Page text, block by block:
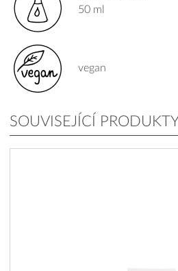
50 ml
vegan
SOUVISEJÍCÍ PRODUKTY